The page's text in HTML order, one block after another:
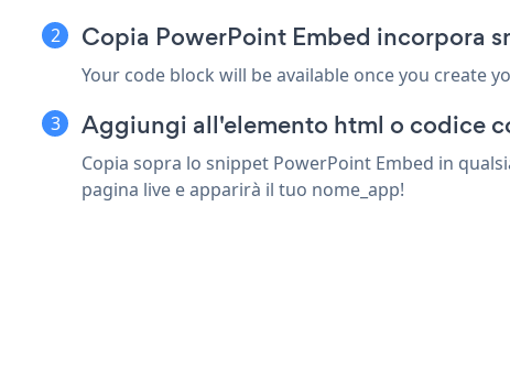
Copia PowerPoint Embed incorpora
Your code block will be available once you create
Aggiungi all'elemento html o codice
Copia sopra lo snippet PowerPoint Embed in
pagina live e apparirà il tuo nome_app!